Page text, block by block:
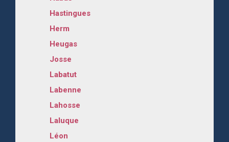
Hastingues
Herm
Heugas
Josse
Labatut
Labenne
Lahosse
Laluque
Léon